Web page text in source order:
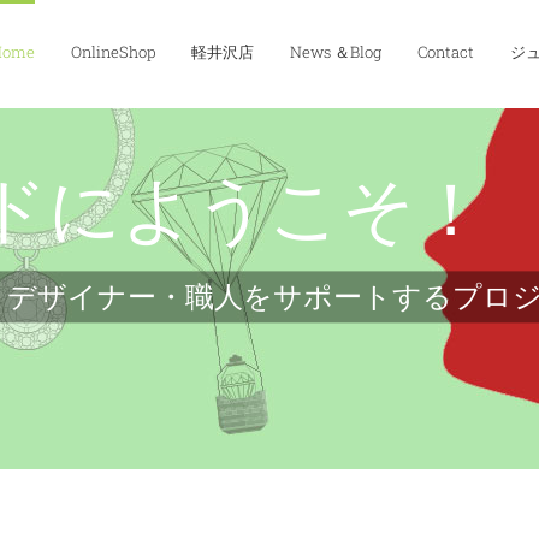
OnlineShop 軽井沢店 News ＆Blog Contact ジ